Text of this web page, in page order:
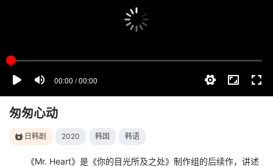
匆匆心动
日韩剧 2020 韩国 韩语
《Mr. Heart》是《你的目光所及之处》制作组的后续作，讲述